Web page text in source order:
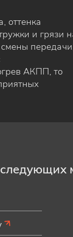
оттенка
и грязи
АКПП, то